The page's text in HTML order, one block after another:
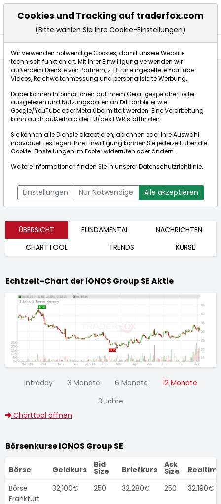
Börse:
DE000A3E00M1]
Aktienkurse
Bid:32,080€Ask:32,180€
ÜBERSICHT FUNDAMENTAL
NACHRICHTEN
CHARTTOOL
TRENDS KURSE
Echtzeit-Chart der IONOS Group SE Aktie
Intraday 3 Monate 6 Monate
12 Monate
3 Jahre
Charttool öffnen
Börsenkurse IONOS Group SE
Börse Geldkurs
Bid
Size Briefkurs
Ask
Size
Börse
Frankfurt
32,100€ 250 32,280€ 250 32,190€
Cookies und Tracking auf traderfox.com
(Bitte wählen Sie Ihre Cookie-Einstellungen)
Wir verwenden notwendige Cookies, damit unsere Website
technisch funktioniert. Mit Ihrer Einwilligung verwenden wir
außerdem Dienste von Partnern, z. B. für eingebettete YouTube-
Videos, Reichweitenmessung und personalisierte Werbung.
Dabei können Informationen auf Ihrem Gerät gespeichert oder
ausgelesen und Nutzungsdaten an Drittanbieter wie
Google/YouTube oder Meta übermittelt werden. Eine Verarbeitung
kann auch außerhalb der EU/des EWR stattfinden.
Sie können alle Dienste akzeptieren, ablehnen oder Ihre Auswahl
individuell festlegen. Ihre Einwilligung können Sie jederzeit über die
Cookie-Einstellungen im Footer widerrufen oder ändern.
Weitere Informationen finden Sie in unsererDatenschutzrichtlinie.
Einstellungen Nur Notwendige Alle akzeptieren